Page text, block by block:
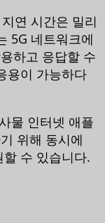
연 시간은 밀리
5G 네트워크에
하고 응답할 수
용이 가능하다
물 인터넷 애플
위해 동시에
수 있습니다.